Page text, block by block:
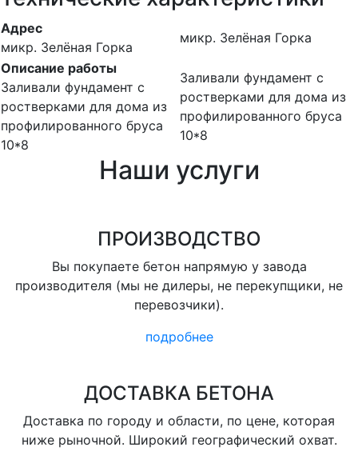
Адрес
микр. Зелёная Горка
микр. Зелёная Горка
Описание работы
Заливали фундамент с
ростверками для дома из
профилированного бруса
10*8
Заливали фундамент с
ростверками для дома из
профилированного бруса
10*8
Наши услуги
ПРОИЗВОДСТВО
Вы покупаете бетон напрямую у завода
производителя (мы не дилеры, не перекупщики, не
перевозчики).
подробнее
ДОСТАВКА БЕТОНА
Доставка по городу и области, по цене, которая
ниже рыночной. Широкий географический охват.